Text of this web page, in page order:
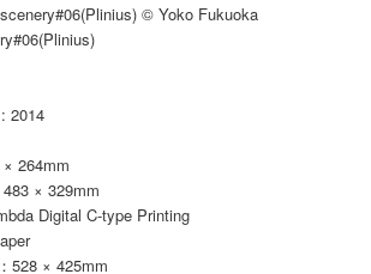
© Yoko Fukuoka
2014
264mm
× 329mm
Digital C-type Printing
528 × 425mm